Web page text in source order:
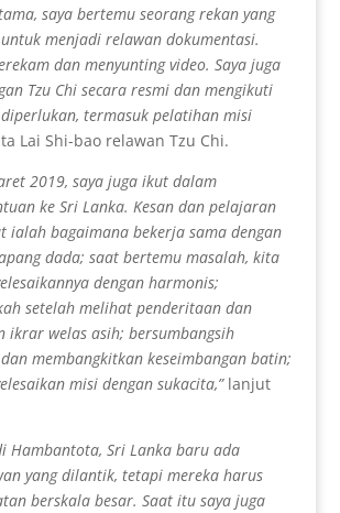
saya bertemu seorang rekan yang
menjadi relawan dokumentasi.
dan menyunting video. Saya juga
Tzu Chi secara resmi dan mengikuti
termasuk pelatihan misi
Lai Shi-bao relawan Tzu Chi.
2019, saya juga ikut dalam
ke Sri Lanka. Kesan dan pelajaran
ialah bagaimana bekerja sama dengan
dada; saat bertemu masalah, kita
dengan harmonis;
setelah melihat penderitaan dan
ikrar welas asih; bersumbangsih
membangkitkan keseimbangan batin;
misi dengan sukacita,”lanjut
Hambantota, Sri Lanka baru ada
yang dilantik, tetapi mereka harus
berskala besar. Saat itu saya juga